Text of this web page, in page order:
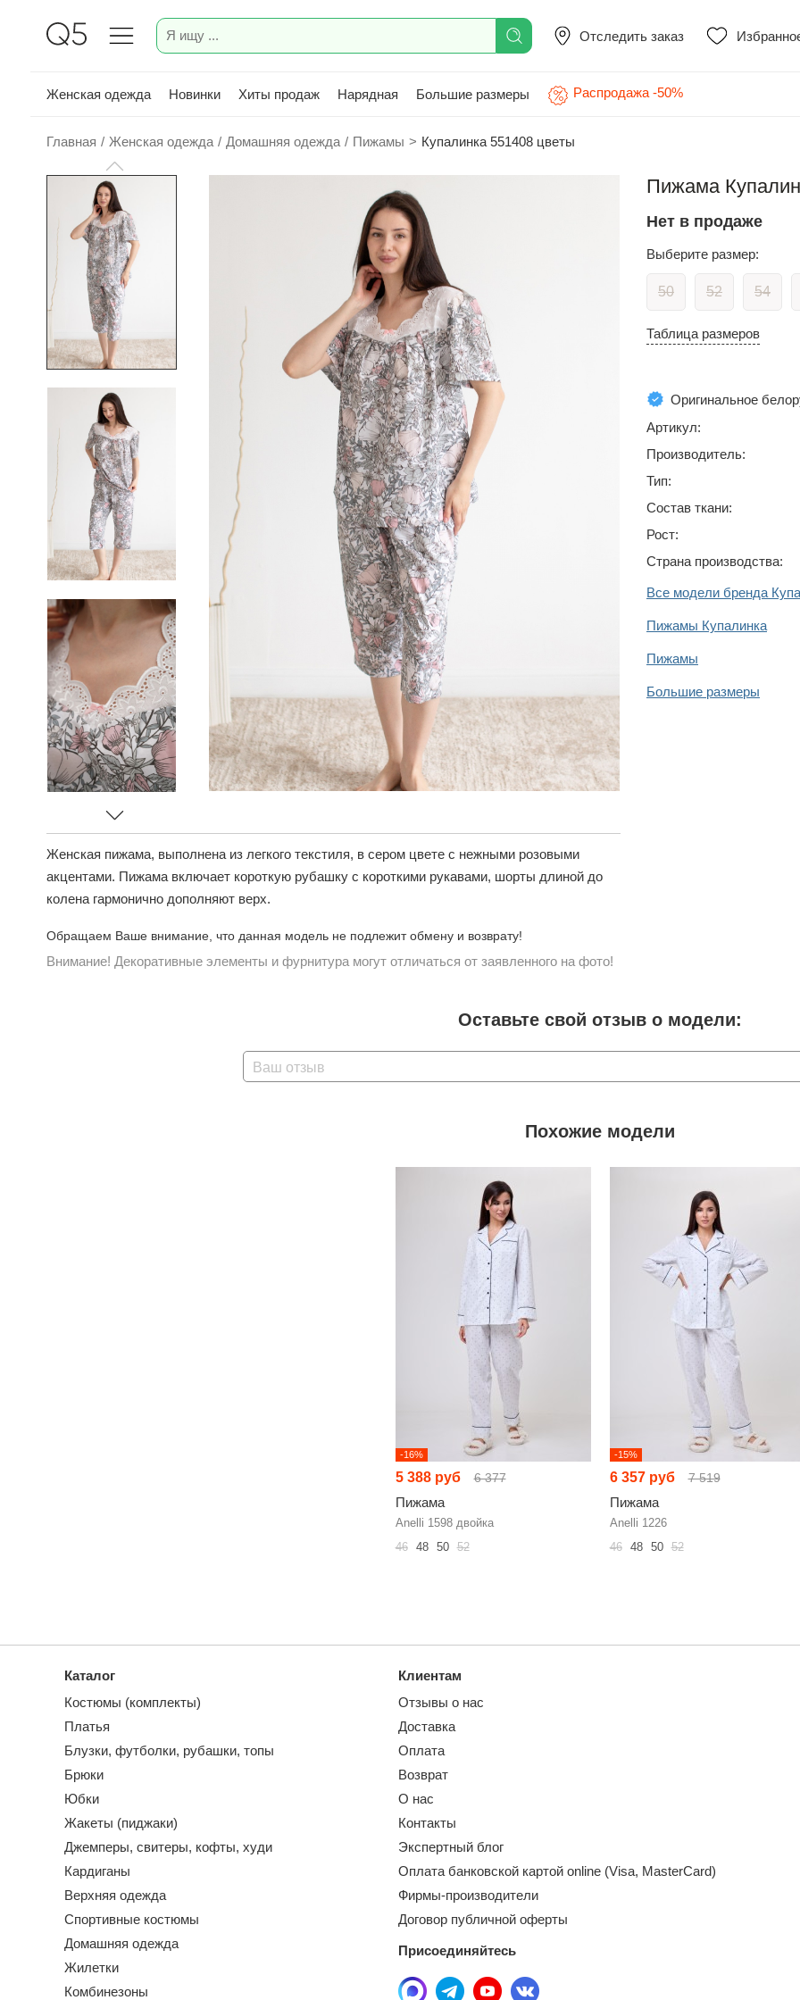
Отследить заказ
Женская одежда Новинки Хиты продаж Нарядная Большие размеры Распродажа -50%
Главная / Женская одежда / Домашняя одежда / Пижамы > Купалинка 551408 цветы
Женская пижама, выполнена из легкого текстиля, в сером цвете с нежными розовыми
акцентами. Пижама включает короткую рубашку с короткими рукавами, шорты длиной до
колена гармонично дополняют верх.
Обращаем Ваше внимание, что данная модель не подлежит обмену и возврату!
Внимание! Декоративные элементы и фурнитура могут отличаться от заявленного на фото!
Пижама
Нет в продаже
Выберите размер:
50 52 54
Таблица размеров
Оригинальное
Артикул:
Производитель:
Тип:
Состав ткани:
Рост:
Страна производства:
Все модели бренда
Пижамы Купалинка
Пижамы
Большие размеры
Оставьте свой отзыв о модели:
Ваш отзыв
Похожие модели
-16%
5 388 руб 6 377
Пижама
Anelli 1598 двойка
46
48 50 52
-15%
6 357 руб 7 519
Пижама
Anelli 1226
46
48 50 52
Каталог
Костюмы (комплекты)
Платья
Блузки, футболки, рубашки, топы
Брюки
Юбки
Жакеты (пиджаки)
Джемперы, свитеры, кофты, худи
Кардиганы
Верхняя одежда
Спортивные костюмы
Домашняя одежда
Жилетки
Комбинезоны
Клиентам
Отзывы о нас
Доставка
Оплата
Возврат
О нас
Контакты
Экспертный блог
Оплата банковской картой online (Visa, MasterCard)
Фирмы-производители
Договор публичной оферты
Присоединяйтесь